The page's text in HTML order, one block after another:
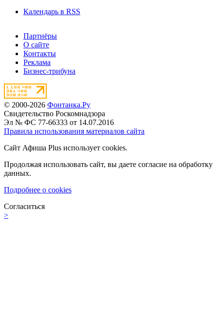
Календарь в RSS
Партнёры
О сайте
Контакты
Реклама
Бизнес-трибуна
© 2000-2026 Фонтанка.Ру
Свидетельство Роскомнадзора
Эл № ФС 77-66333 от 14.07.2016
Правила использования материалов сайта
Сайт Афиша Plus использует cookies.
Продолжая использовать сайт, вы даете согласие на обработку
данных.
Подробнее о cookies
Согласиться
>